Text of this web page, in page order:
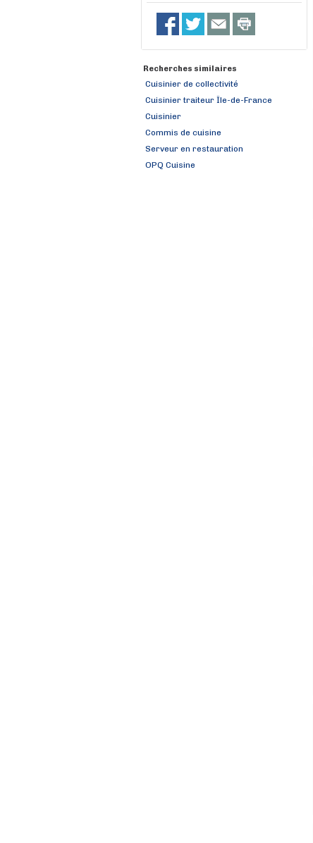
Recherches similaires
Cuisinier de collectivité
Cuisinier traiteur Île-de-France
Cuisinier
Commis de cuisine
Serveur en restauration
OPQ Cuisine